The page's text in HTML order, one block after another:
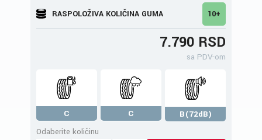
RASPOLOŽIVA KOLIČINA GUMA 10+
7.790 RSD
sa PDV-om
C C
B(72dB)
Odaberite količinu